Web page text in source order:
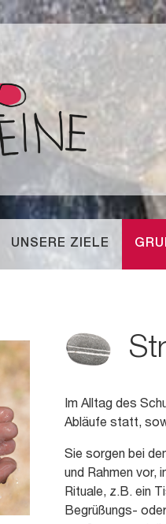
UNSERE ZIELE
Im Alltag des
Abläufe statt,
Sie sorgen bei
und Rahmen vor,
Rituale, z.B. ein
Begrüßungs-